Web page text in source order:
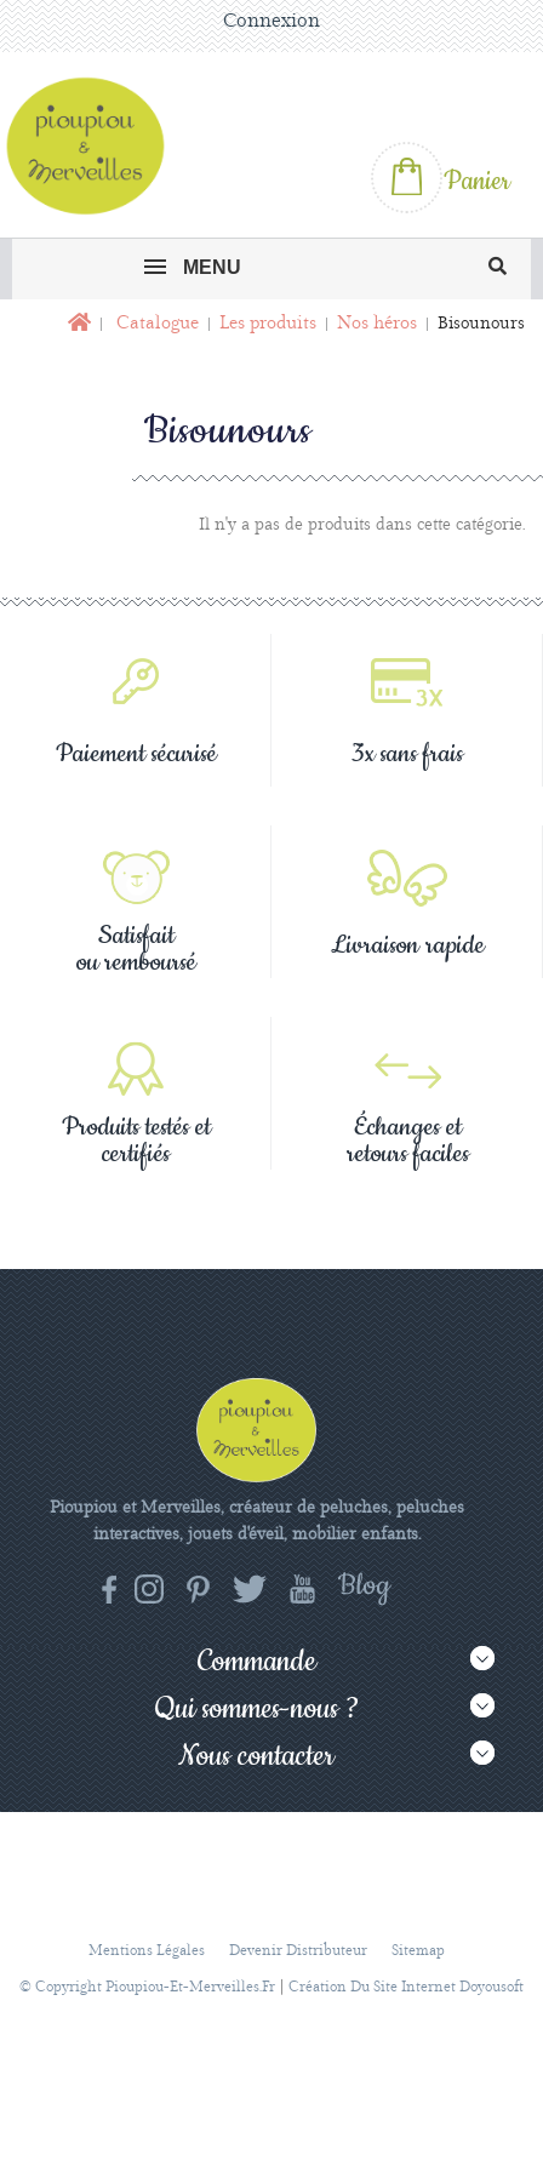
Connexion
Panier
MENU
Catalogue Les produits Nos héros Bisounours
Bisounours
Il n'y a pas de produits dans cette catégorie.
Paiement sécurisé 3x sans frais
Satisfait
ou remboursé Livraison rapide
Produits testés et
certifiés
Échanges et
retours faciles
Pioupiou et Merveilles, créateur de peluches, peluches
interactives, jouets d'éveil, mobilier enfants.
Commande
Qui sommes-nous ?
Nous contacter
Mentions Légales Devenir Distributeur
Sitemap
© Copyright Pioupiou-Et-Merveilles.fr
Création Du Site Internet Doyousoft